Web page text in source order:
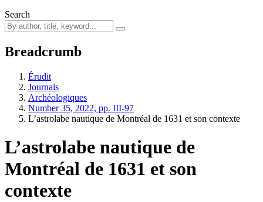
Search
Breadcrumb
Érudit
Journals
Archéologiques
Number 35, 2022, pp. III-97
L’astrolabe nautique de Montréal de 1631 et son contexte
L’astrolabe nautique de
Montréal de 1631 et son
contexte